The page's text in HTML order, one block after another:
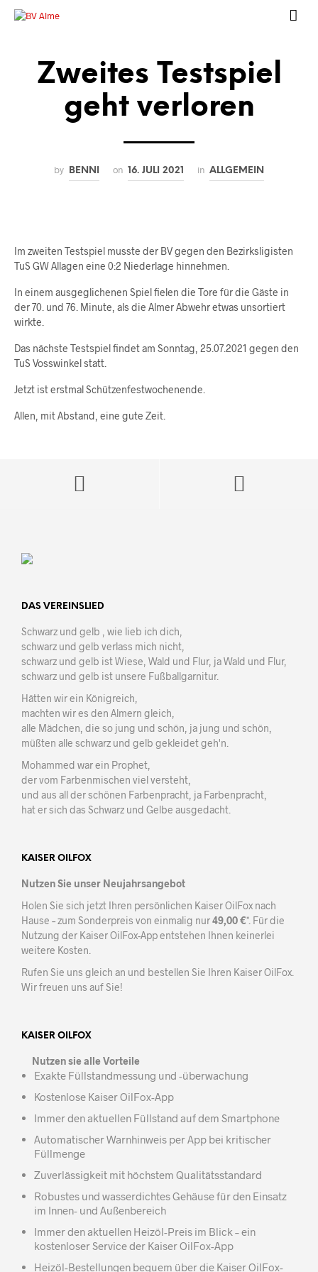
Zweites Testspiel
geht verloren
by BENNI on 16. JULI 2021 in ALLGEMEIN
Im zweiten Testspiel musste der BV gegen den Bezirksligisten
TuS GW Allagen eine 0:2 Niederlage hinnehmen.
In einem ausgeglichenen Spiel fielen die Tore für die Gäste in
der 70. und 76. Minute, als die Almer Abwehr etwas unsortiert
wirkte.
Das nächste Testspiel findet am Sonntag, 25.07.2021 gegen den
TuS Vosswinkel statt.
Jetzt ist erstmal Schützenfestwochenende.
Allen, mit Abstand, eine gute Zeit.
DAS VEREINSLIED
Schwarz und gelb , wie lieb ich dich,
schwarz und gelb verlass mich nicht,
schwarz und gelb ist Wiese, Wald und Flur, ja Wald und Flur,
schwarz und gelb ist unsere Fußballgarnitur.
Hätten wir ein Königreich,
machten wir es den Almern gleich,
alle Mädchen, die so jung und schön, ja jung und schön,
müßten alle schwarz und gelb gekleidet geh'n.
Mohammed war ein Prophet,
der vom Farbenmischen viel versteht,
und aus all der schönen Farbenpracht, ja Farbenpracht,
hat er sich das Schwarz und Gelbe ausgedacht.
KAISER OILFOX
Nutzen Sie unser Neujahrsangebot
Holen Sie sich jetzt Ihren persönlichen Kaiser OilFox nach
Hause – zum Sonderpreis von einmalig nur49,00 €*. Für die
Nutzung der Kaiser OilFox-App entstehen Ihnen keinerlei
weitere Kosten.
Rufen Sie uns gleich an und bestellen Sie Ihren Kaiser OilFox.
Wir freuen uns auf Sie!
KAISER OILFOX
Nutzen sie alle Vorteile
Exakte Füllstandmessung und -überwachung
Kostenlose Kaiser OilFox-App
Immer den aktuellen Füllstand auf dem Smartphone
Automatischer Warnhinweis per App bei kritischer
Füllmenge
Zuverlässigkeit mit höchstem Qualitätsstandard
Robustes und wasserdichtes Gehäuse für den Einsatz
im Innen- und Außenbereich
Immer den aktuellen Heizöl-Preis im Blick – ein
kostenloser Service der Kaiser OilFox-App
Heizöl-Bestellungen bequem über die Kaiser OilFox-